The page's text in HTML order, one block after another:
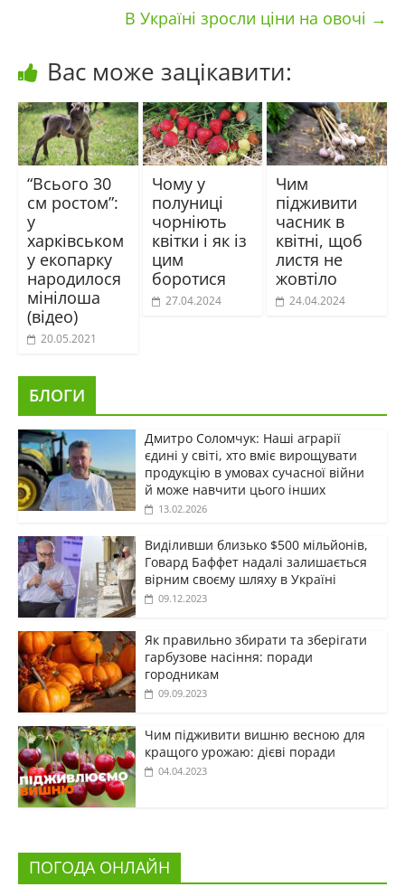
В Україні зросли ціни на овочі →
Вас може зацікавити:
“Всього 30
см ростом”:
у
харківськом
у екопарку
народилося
мінілоша
(відео)
20.05.2021
Чому у
полуниці
чорніють
квітки і як із
цим
боротися
27.04.2024
Чим
підживити
часник в
квітні, щоб
листя не
жовтіло
24.04.2024
БЛОГИ
Дмитро Соломчук: Наші аграрії
єдині у світі, хто вміє вирощувати
продукцію в умовах сучасної війни
й може навчити цього інших
13.02.2026
Виділивши близько $500 мільйонів,
Говард Баффет надалі залишається
вірним своєму шляху в Україні
09.12.2023
Як правильно збирати та зберігати
гарбузове насіння: поради
городникам
09.09.2023
Чим підживити вишню весною для
кращого урожаю: дієві поради
04.04.2023
ПОГОДА ОНЛАЙН